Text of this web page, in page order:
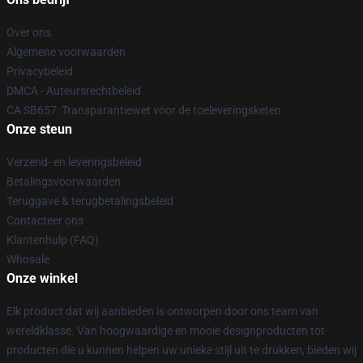
Over ons
Algemene voorwaarden
Privacybeleid
DMCA - Auteursrechtbeleid
CA SB657: Transparantiewet voor de toeleveringsketen
Onze steun
Verzend- en leveringsbeleid
Betalingsvoorwaarden
Teruggave & terugbetalingsbeleid
Contacteer ons
Klantenhulp (FAQ)
Whosale
Onze winkel
Elk product dat wij aanbieden is ontworpen door ons team van
wereldklasse. Van hoogwaardige en mooie designproducten tot
producten die u kunnen helpen uw unieke stijl uit te drukken, bieden wij